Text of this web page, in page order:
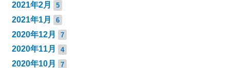
2021年2月 5
2021年1月 6
2020年12月 7
2020年11月 4
2020年10月 7